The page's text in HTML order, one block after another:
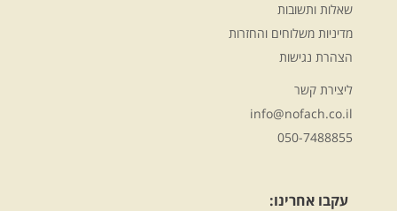
שאלות ותשובות
מדיניות משלוחים והחזרות
הצהרת נגישות
ליצירת קשר
info@nofach.co.il
050-7488855
עקבו אחרינו: